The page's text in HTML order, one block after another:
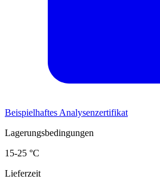
Beispielhaftes Analysenzertifikat
Lagerungsbedingungen
15-25 °C
Lieferzeit